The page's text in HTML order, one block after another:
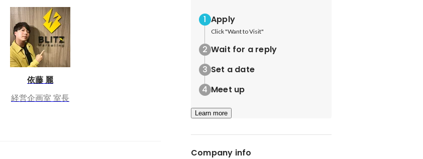
依藤 麗
経営企画室 室長
Apply
Click "Want to Visit"
Wait for a reply
Set a date
Meet up
Learn more
Company info